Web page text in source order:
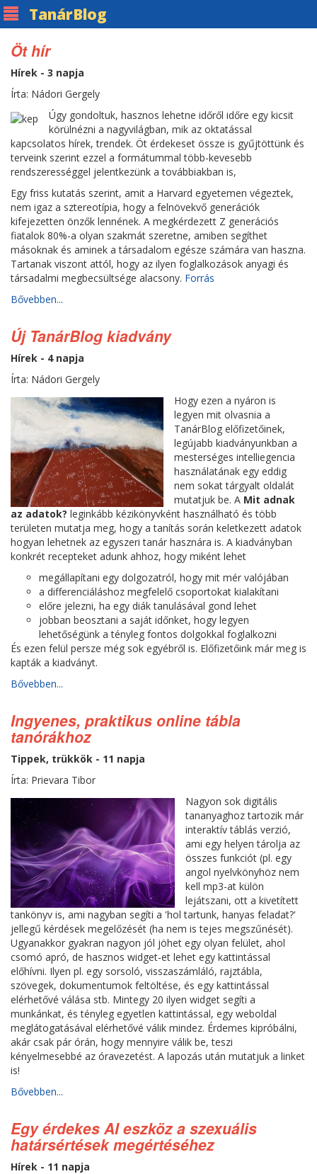
TanárBlog
Öt hír
Hírek - 3 napja
Írta: Nádori Gergely
Úgy gondoltuk, hasznos lehetne időről időre egy kicsit
körülnézni a nagyvilágban, mik az oktatással
kapcsolatos hírek, trendek. Öt érdekeset össze is gyűjtöttünk és
terveink szerint ezzel a formátummal több-kevesebb
rendszerességgel jelentkezünk a továbbiakban is,
Egy friss kutatás szerint, amit a Harvard egyetemen végeztek,
nem igaz a sztereotípia, hogy a felnövekvő generációk
kifejezetten önzők lennének. A megkérdezett Z generációs
fiatalok 80%-a olyan szakmát szeretne, amiben segíthet
másoknak és aminek a társadalom egésze számára van haszna.
Tartanak viszont attól, hogy az ilyen foglalkozások anyagi és
társadalmi megbecsültsége alacsony. Forrás
Bővebben...
Új TanárBlog kiadvány
Hírek - 4 napja
Írta: Nádori Gergely
Hogy ezen a nyáron is
legyen mit olvasnia a
TanárBlog előfizetőinek,
legújabb kiadványunkban a
mesterséges intelliegencia
használatának egy eddig
nem sokat tárgyalt oldalát
mutatjuk be. A Mit adnak
az adatok? leginkább kézikönyvként használható és több
területen mutatja meg, hogy a tanítás során keletkezett adatok
hogyan lehetnek az egyszeri tanár hasznára is. A kiadványban
konkrét recepteket adunk ahhoz, hogy miként lehet
megállapítani egy dolgozatról, hogy mit mér valójában
a differenciáláshoz megfelelő csoportokat kialakítani
előre jelezni, ha egy diák tanulásával gond lehet
jobban beosztani a saját időnket, hogy legyen
lehetőségünk a tényleg fontos dolgokkal foglalkozni
És ezen felül persze még sok egyébről is. Előfizetőink már meg is
kapták a kiadványt.
Bővebben...
Ingyenes, praktikus online tábla
tanórákhoz
Tippek, trükkök - 11 napja
Írta: Prievara Tibor
Nagyon sok digitális
tananyaghoz tartozik már
interaktív táblás verzió,
ami egy helyen tárolja az
összes funkciót (pl. egy
angol nyelvkönyhöz nem
kell mp3-at külön
lejátszani, ott a kivetített
tankönyv is, ami nagyban segíti a 'hol tartunk, hanyas feladat?'
jellegű kérdések megelőzését (ha nem is tejes megszűnését).
Ugyanakkor gyakran nagyon jól jöhet egy olyan felület, ahol
csomó apró, de hasznos widget-et lehet egy kattintással
előhívni. Ilyen pl. egy sorsoló, visszaszámláló, rajztábla,
szövegek, dokumentumok feltöltése, és egy kattintással
elérhetővé válása stb. Mintegy 20 ilyen widget segíti a
munkánkat, és tényleg egyetlen kattintással, egy weboldal
meglátogatásával elérhetővé válik mindez. Érdemes kipróbálni,
akár csak pár órán, hogy mennyire válik be, teszi
kényelmesebbé az óravezetést. A lapozás után mutatjuk a linket
is!
Bővebben...
Egy érdekes AI eszköz a szexuális
határsértések megértéséhez
Hírek - 11 napja